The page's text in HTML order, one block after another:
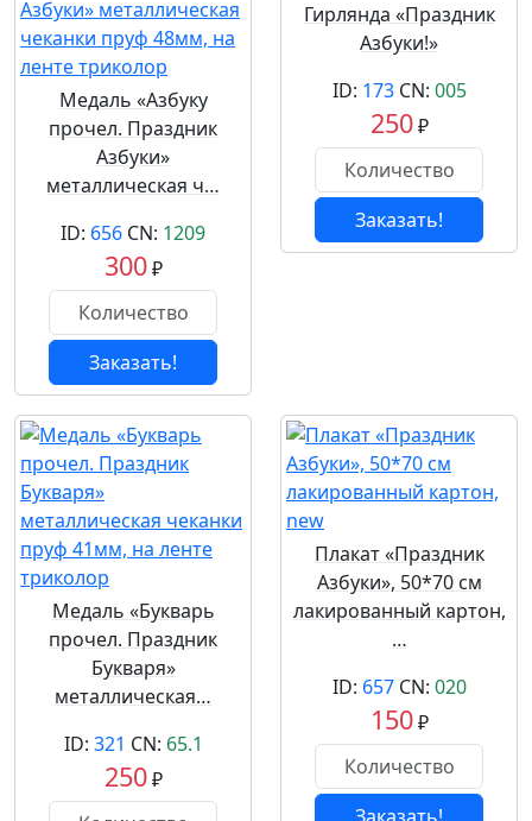
Медаль «Азбуку
прочел. Праздник
Азбуки»
металлическая ч…
ID: 656 CN: 1209
300₽
Заказать!
Гирлянда «Праздник
Азбуки!»
ID: 173CN: 005
250₽
Заказать!
Медаль «Букварь
прочел. Праздник
Букваря»
металлическая…
ID: 321 CN: 65.1
250₽
Плакат «Праздник
Азбуки», 50*70 см
лакированный картон,
…
ID: 657CN: 020
150₽